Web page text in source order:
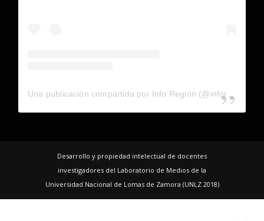
Desarrollo y propiedad intelectual de docentes
investigadores del Laboratorio de Medios de la
Universidad Nacional de Lomas de Zamora (UNLZ 2018)